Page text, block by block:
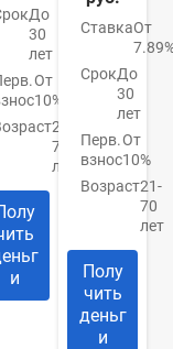
До
30
лет
От
10%
21-
75
лет
и
СтавкаОт
СрокДо
30
лет
Перв.
взнос
От
10%
Возраст21-
70
лет
Полу
чить
деньг
и